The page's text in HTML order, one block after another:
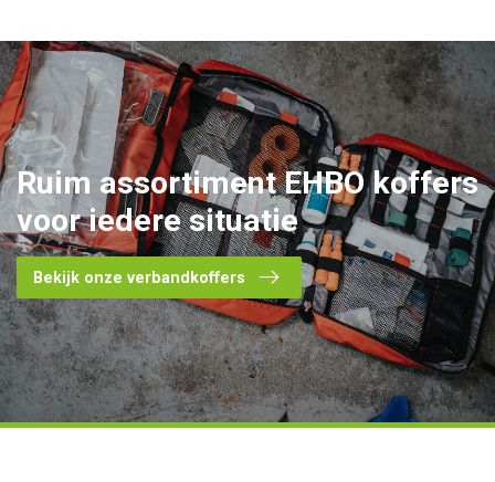
Ruim assortimentEHBO koffers
voor iedere situatie
Bekijk onze verbandkoffers